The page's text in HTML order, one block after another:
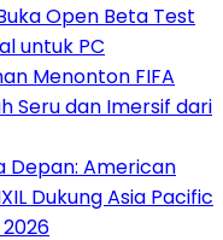
Open Beta Test
untuk PC
Menonton FIFA
Seru dan Imersif dari
Depan: American
Dukung Asia Pacific